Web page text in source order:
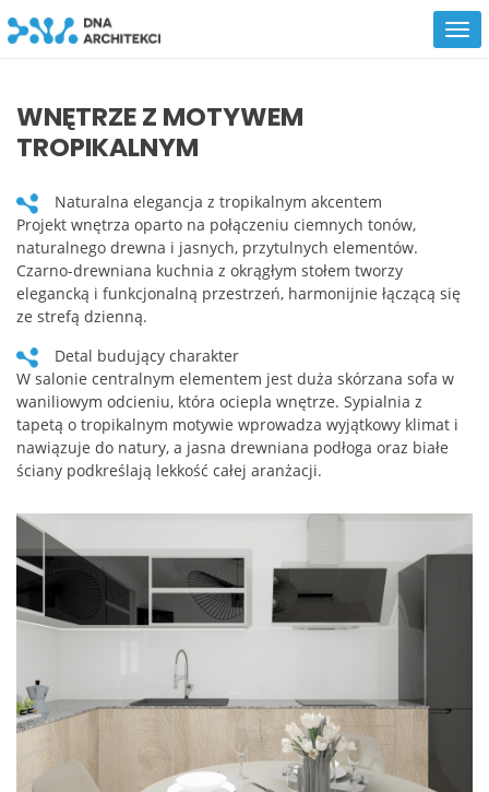
WNĘTRZE Z MOTYWEM
TROPIKALNYM
Naturalna elegancja z tropikalnym akcentem
Projekt wnętrza oparto na połączeniu ciemnych tonów,
naturalnego drewna i jasnych, przytulnych elementów.
Czarno-drewniana kuchnia z okrągłym stołem tworzy
elegancką i funkcjonalną przestrzeń, harmonijnie łączącą się
ze strefą dzienną.
Detal budujący charakter
W salonie centralnym elementem jest duża skórzana sofa w
waniliowym odcieniu, która ociepla wnętrze. Sypialnia z
tapetą o tropikalnym motywie wprowadza wyjątkowy klimat i
nawiązuje do natury, a jasna drewniana podłoga oraz białe
ściany podkreślają lekkość całej aranżacji.